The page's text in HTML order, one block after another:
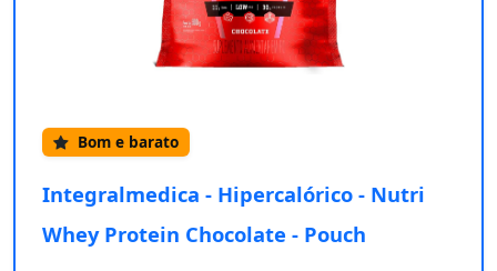
Bom e barato
Integralmedica - Hipercalórico - Nutri
Whey Protein Chocolate - Pouch